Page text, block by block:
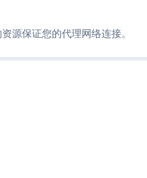
源保证您的代理网络连接。